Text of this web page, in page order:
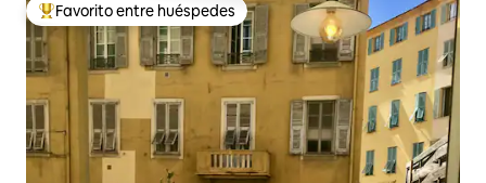
De los mejores en Favorito entre huéspedes
Favorito entre huéspedes